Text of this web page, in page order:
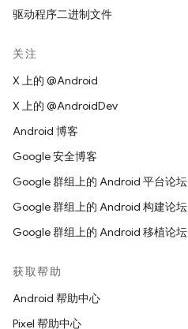
驱动程序二进制文件
关注
X 上的 @Android
X 上的 @AndroidDev
Android 博客
Google 安全博客
Google 群组上的 Android 平台论坛
Google 群组上的 Android 构建论坛
Google 群组上的 Android 移植论坛
获取帮助
Android 帮助中心
Pixel 帮助中心